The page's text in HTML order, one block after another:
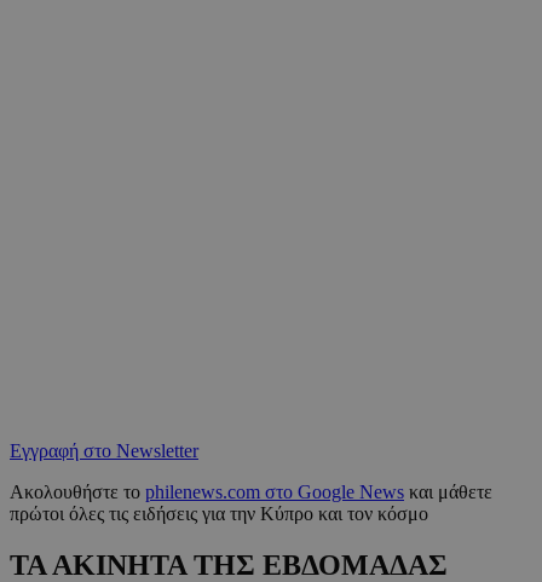
Εγγραφή στο Newsletter
Ακολουθήστε το philenews.com στο Google News και μάθετε
πρώτοι όλες τις ειδήσεις για την Κύπρο και τον κόσμο
ΤΑ ΑΚΙΝΗΤΑ ΤΗΣ ΕΒΔΟΜΑΔΑΣ